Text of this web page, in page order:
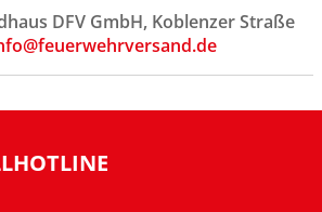
DFV GmbH, Koblenzer Straße